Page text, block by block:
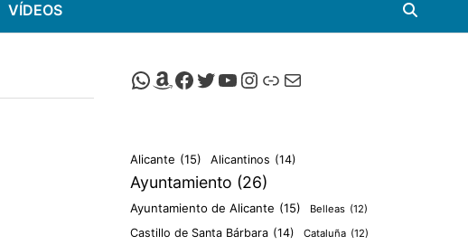
VÍDEOS
Canal de Whatsapp de Viscalacant
Comprar en Amazon
Facebook de Viscalacant
Twitter de Viscalacant
Canal de Youtube de Viscalacant
Instagram de Viscalacant
Viscalacant en Polkaverse
Correo electrónico
Alicante (15) Alicantinos (14)
Ayuntamiento (26)
Ayuntamiento de Alicante (15) Belleas (12)
Castillo de Santa Bárbara (14) Cataluña (12)